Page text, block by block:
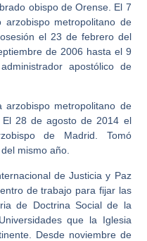
obispo de Orense. El 7
metropolitano de
el 23 de febrero del
de 2006 hasta el 9
apostólico de
arzobispo metropolitano de
28 de agosto de 2014 el
de Madrid. Tomó
mismo año.
de Justicia y Paz
de trabajo para fijar las
de Doctrina Social de la
que la Iglesia
Desde noviembre de